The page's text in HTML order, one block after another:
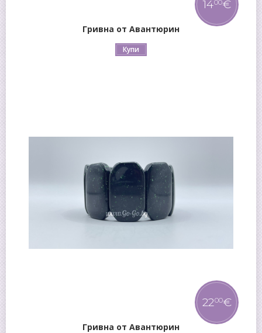
Гривна от Авантюрин
1400€
Купи
Гривна от Авантюрин
2200€